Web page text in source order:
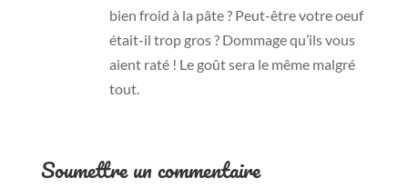
bien froid à la pâte ? Peut-être votre oeuf
était-il trop gros ? Dommage qu’ils vous
aient raté ! Le goût sera le même malgré
tout.
Soumettre un commentaire